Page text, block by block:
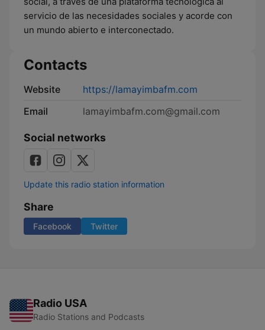
servicio de las necesidades sociales y acorde con
un mundo abierto e interconectado.
Contacts
Website
https://lamayimbafm.com
Email
lamayimbafm.com@gmail.com
Social networks
Update this radio station information
Share
Facebook Twitter
Radio USA
Radio Stations and Podcasts